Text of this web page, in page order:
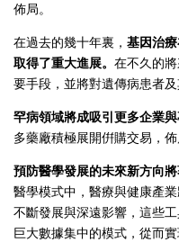
佈局。
在過去的幾十年裏， 基因治
取得了重大進展。 在不久的
要手段，並將對遺傳病患者
罕病領域將成吸引更多企業與
多藥廠積極展開倂購交易，
預防醫學發展的未來新方向
醫學模式中，醫療與健康產
不斷發展與深遠影響，這些
巨大數據集中的模式，從而